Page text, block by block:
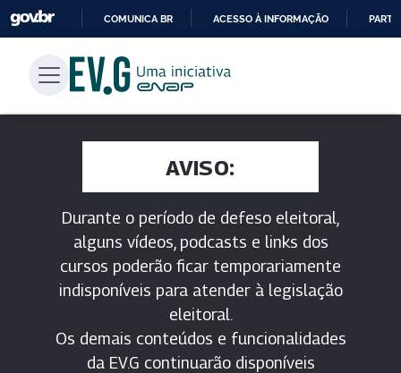
PARA
CONTEÚDO
COMUNICA BR ACESSO À INFORMAÇÃO
AVISO:
Durante o período de defeso eleitoral,
alguns vídeos, podcasts e links dos
cursos poderão ficar temporariamente
indisponíveis para atender à legislação
eleitoral.
Os demais conteúdos e funcionalidades
da EV.G continuarão disponíveis